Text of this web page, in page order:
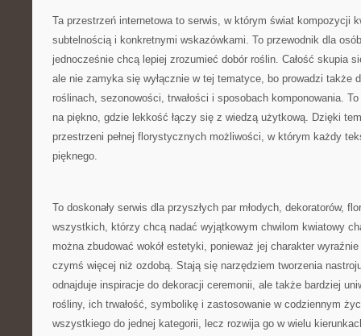
Ta przestrzeń internetowa to serwis, w którym świat kompozycji
subtelnością i konkretnymi wskazówkami. To przewodnik dla
jednocześnie chcą lepiej zrozumieć dobór roślin. Całość skupia
ale nie zamyka się wyłącznie w tej tematyce, bo prowadzi także
roślinach, sezonowości, trwałości i sposobach komponowania.
na piękno, gdzie lekkość łączy się z wiedzą użytkową. Dzięki
przestrzeni pełnej florystycznych możliwości, w którym każdy
pięknego.
To doskonały serwis dla przyszłych par młodych, dekoratorów,
wszystkich, którzy chcą nadać wyjątkowym chwilom kwiatowy
można zbudować wokół estetyki, ponieważ jej charakter
czymś więcej niż ozdobą. Stają się narzędziem tworzenia
odnajduje inspiracje do dekoracji ceremonii, ale także bardziej
rośliny, ich trwałość, symbolikę i zastosowanie w codziennym
wszystkiego do jednej kategorii, lecz rozwija go w wielu